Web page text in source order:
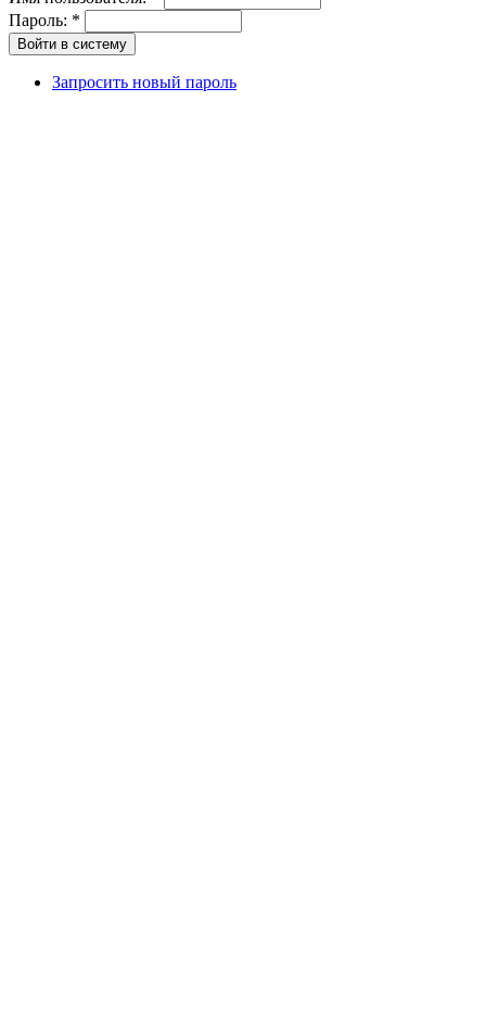
Пароль: *
Запросить новый пароль